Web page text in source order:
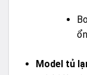
Model tủ